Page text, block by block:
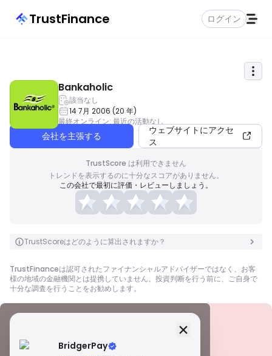
TrustFinance ログイン
Bankaholic
該当なし
14 7月 2006 (20 年)
最終オンライン: 最近の活動なし
会社を主張する
ウェブサイトにアクセ
ス
TrustScore は利用できません
トレンドを表示するのに十分なスコアがありません。
この会社で最初に評価・レビューしましょう。
TrustScoreはどのように算出されますか？
TrustFinanceは認可されたファイナンシャルアドバイザーではなく、お客
様の地域の金融機関とは提携していません。投資判断を行う前に、ご自身で
十分な調査を行うことをお勧めします。
BridgerPay
セキュリティ情報 ライセンス